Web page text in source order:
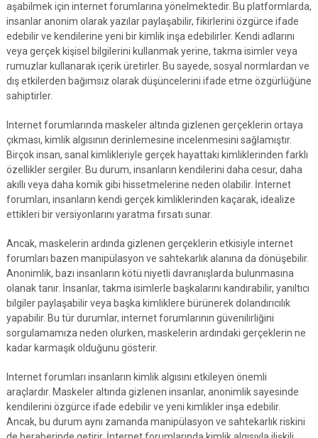
aşabilmek için internet forumlarına yönelmektedir. Bu platformlarda,
insanlar anonim olarak yazılar paylaşabilir, fikirlerini özgürce ifade
edebilir ve kendilerine yeni bir kimlik inşa edebilirler. Kendi adlarını
veya gerçek kişisel bilgilerini kullanmak yerine, takma isimler veya
rumuzlar kullanarak içerik üretirler. Bu sayede, sosyal normlardan ve
dış etkilerden bağımsız olarak düşüncelerini ifade etme özgürlüğüne
sahiptirler.
Internet forumlarında maskeler altında gizlenen gerçeklerin ortaya
çıkması, kimlik algısının derinlemesine incelenmesini sağlamıştır.
Birçok insan, sanal kimlikleriyle gerçek hayattaki kimliklerinden farklı
özellikler sergiler. Bu durum, insanların kendilerini daha cesur, daha
akıllı veya daha komik gibi hissetmelerine neden olabilir. İnternet
forumları, insanların kendi gerçek kimliklerinden kaçarak, idealize
ettikleri bir versiyonlarını yaratma fırsatı sunar.
Ancak, maskelerin ardında gizlenen gerçeklerin etkisiyle internet
forumları bazen manipülasyon ve sahtekarlık alanına da dönüşebilir.
Anonimlik, bazı insanların kötü niyetli davranışlarda bulunmasına
olanak tanır. İnsanlar, takma isimlerle başkalarını kandırabilir, yanıltıcı
bilgiler paylaşabilir veya başka kimliklere bürünerek dolandırıcılık
yapabilir. Bu tür durumlar, internet forumlarının güvenilirliğini
sorgulamamıza neden olurken, maskelerin ardındaki gerçeklerin ne
kadar karmaşık olduğunu gösterir.
Internet forumları insanların kimlik algısını etkileyen önemli
araçlardır. Maskeler altında gizlenen insanlar, anonimlik sayesinde
kendilerini özgürce ifade edebilir ve yeni kimlikler inşa edebilir.
Ancak, bu durum aynı zamanda manipülasyon ve sahtekarlık riskini